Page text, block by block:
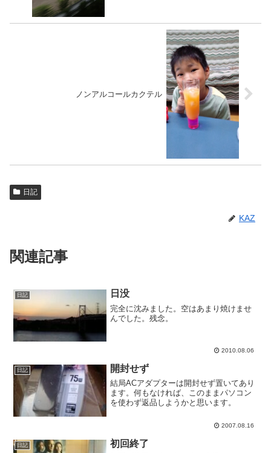
ノンアルコールカクテル
日記
KAZ
関連記事
日記 日没
完全に沈みました。空はあまり焼けませ
んでした。残念。
2010.08.06
日記 開封せず
結局ACアダプターは開封せず置いてあり
ます。何もなければ、このままパソコン
を使わず返品しようかと思います。
2007.08.16
日記 初回終了